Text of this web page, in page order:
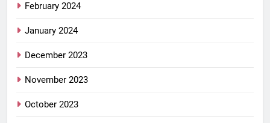
February 2024
January 2024
December 2023
November 2023
October 2023